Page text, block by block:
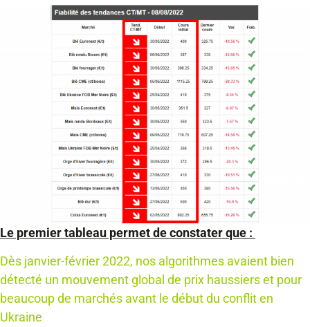
Le premier tableau permet de constater que :
Dès janvier-février 2022, nos algorithmes avaient bien
détecté un mouvement global de prix haussiers et pour
beaucoup de marchés avant le début du conflit en
Ukraine